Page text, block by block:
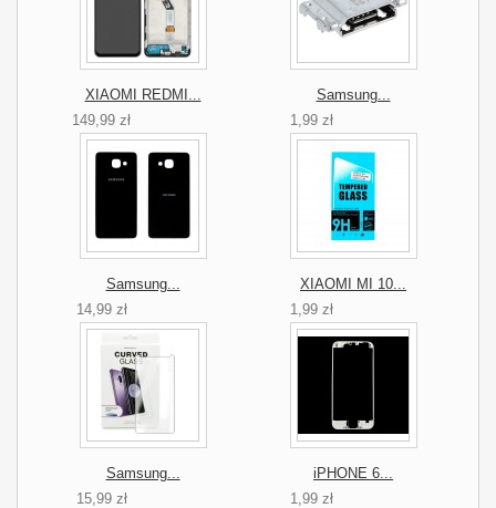
XIAOMI REDMI...
149,99 zł
Samsung...
1,99 zł
Samsung...
14,99 zł
XIAOMI MI 10...
1,99 zł
Samsung...
15,99 zł
iPHONE 6...
1,99 zł